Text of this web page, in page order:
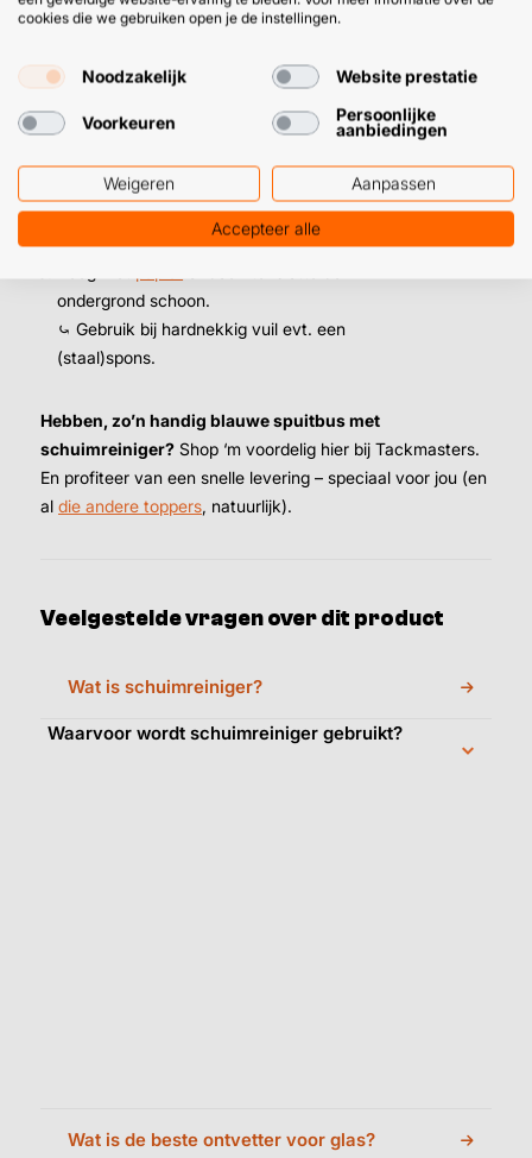
wel met schuimreiniger. Dat werkt namelijk zo:
Breng de foam reiniger royaal aan op de vuile
Laat ‘m enkele minuten intrekken.
⤿ Tot 15 minuten bij sterk vuil of poreuze
ondergrond.
ondergrond schoon.
⤿ Gebruik bij hardnekkig vuil evt. een
(staal)spons.
Hebben, zo’n handig blauwe spuitbus met
schuimreiniger? Shop ‘m voordelig hier bij Tackmasters.
En profiteer van een snelle levering – speciaal voor jou (en
al die andere toppers, natuurlijk).
Veelgestelde vragen over dit product
Wat is schuimreiniger?
Waarvoor wordt schuimreiniger gebruikt?
Wat is de beste ontvetter voor glas?
cookies die we gebruiken open je de instellingen.
Noodzakelijk Website prestatie
Voorkeuren
Persoonlijke
aanbiedingen
Weigeren Aanpassen
Accepteer alle